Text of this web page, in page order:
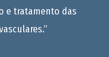
e tratamento das